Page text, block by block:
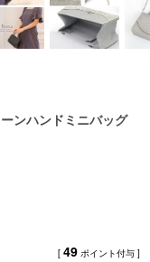
ンハンドミニバッグ
[ 49 ポイント付与 ]